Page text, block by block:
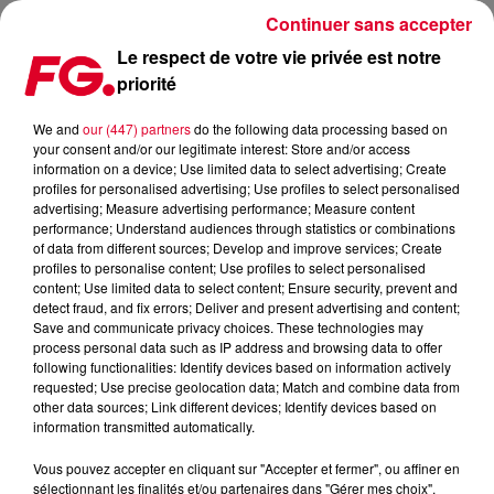
COUP DE COEUR FG : LE JOLI COUP DE KLINGANDE AVEC
Publié : 22 février 2023 à 7h25 par Antony HARARI
Le respect de votre vie privée est notre
priorité
We and our (447) partnersdo the following data processing based on
your consent and/or our legitimate interest: Store and/or access
information on a device; Use limited data to select advertising; Create
profiles for personalised advertising; Use profiles to select personalised
advertising; Measure advertising performance; Measure content
performance; Understand audiences through statistics or combinations
of data from different sources; Develop and improve services; Create
profiles to personalise content; Use profiles to select personalised
content; Use limited data to select content; Ensure security, prevent and
detect fraud, and fix errors; Deliver and present advertising and content;
Save and communicate privacy choices. These technologies may
process personal data such as IP address and browsing data to offer
following functionalities: Identify devices based on information actively
requested; Use precise geolocation data; Match and combine data from
other data sources; Link different devices; Identify devices based on
information transmitted automatically.
Vous pouvez accepter en cliquant sur "Accepter et fermer", ou affiner en
sélectionnant les finalités et/ou partenaires dans "Gérer mes choix".
Continuer sans accepter